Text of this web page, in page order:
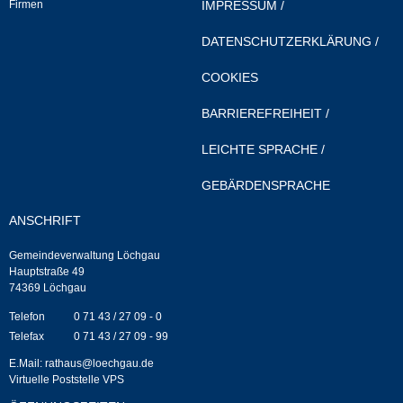
Hallen- und Raumreservierung
Firmen IMPRESSUM /
DATENSCHUTZERKLÄRUNG /
COOKIES
BARRIEREFREIHEIT /
LEICHTE SPRACHE /
GEBÄRDENSPRACHE
ANSCHRIFT
Gemeindeverwaltung Löchgau
Hauptstraße 49
74369 Löchgau
Telefon
0 71 43 / 27 09 - 0
Telefax
0 71 43 / 27 09 - 99
E.Mail: rathaus@loechgau.de
Virtuelle Poststelle VPS